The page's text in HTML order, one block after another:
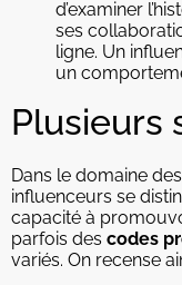
d’examiner
ses
ligne. Un
un
Plusieurs
Dans le domaine
influenceurs se
capacité à
parfois des codes
variés. On recense